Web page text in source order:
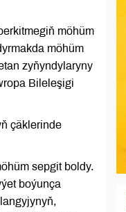
möhüm
möhüm
zyňyndylaryny
Bileleşigi
çäklerinde
sepgit boldy.
boýunça